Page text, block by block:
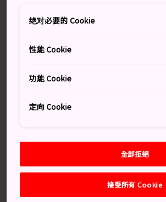
萬勿錯過
鐮倉祭上閃閃發光的迷你雪屋
每年夏天的全國煙火競技會
绝对必要的 Cookie
性能 Cookie
功能 Cookie
定向 Cookie
全部拒絕
接受所有 Cookie